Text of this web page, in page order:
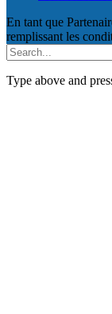
En tant que
remplissant les
Type above and